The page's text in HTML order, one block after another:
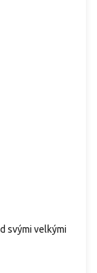
svými velkými